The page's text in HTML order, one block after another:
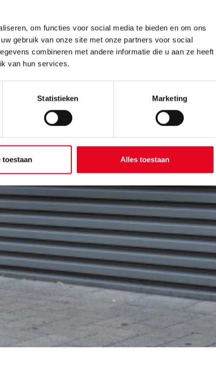
om functies voor social media te bieden en om ons
gebruik van onze site met onze partners voor social
combineren met andere informatie die u aan ze heeft
van hun services.
Statistieken Marketing
toestaan Alles toestaan